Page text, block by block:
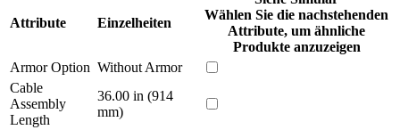
Attribute Einzelheiten
Wählen Sie die nachstehenden
Attribute, um ähnliche
Produkte anzuzeigen
Armor Option Without Armor
Cable
Assembly
Length
36.00 in (914
mm)